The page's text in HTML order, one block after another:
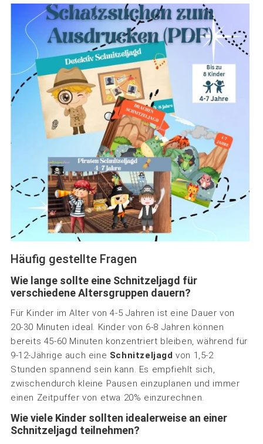
Häufig gestellte Fragen
Wie lange sollte eine Schnitzeljagd für
verschiedene Altersgruppen dauern?
Für Kinder im Alter von 4-5 Jahren ist eine Dauer von
20-30 Minuten ideal. Kinder von 6-8 Jahren können
bereits 45-60 Minuten konzentriert bleiben, während für
9-12-Jährige auch eine Schnitzeljagd von 1,5-2
Stunden spannend sein kann. Es empfiehlt sich,
zwischendurch kleine Pausen einzuplanen und immer
einen Zeitpuffer von etwa 20% einzurechnen.
Wie viele Kinder sollten idealerweise an einer
Schnitzeljagd teilnehmen?